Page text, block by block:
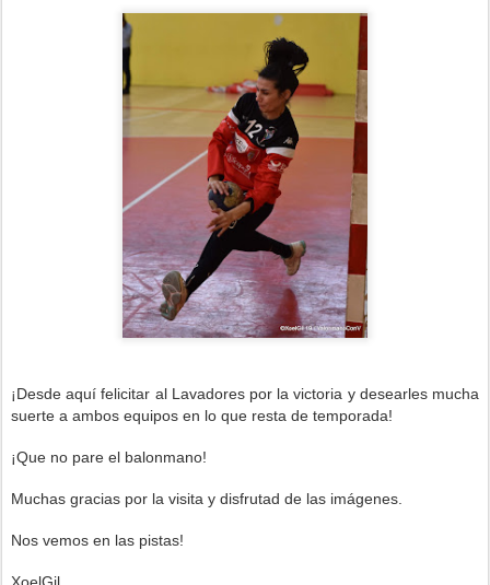
¡Desde aquí felicitar al Lavadores por la victoria y desearles mucha
suerte a ambos equipos en lo que resta de temporada!
¡Que no pare el balonmano!
Muchas gracias por la visita y disfrutad de las imágenes.
Nos vemos en las pistas!